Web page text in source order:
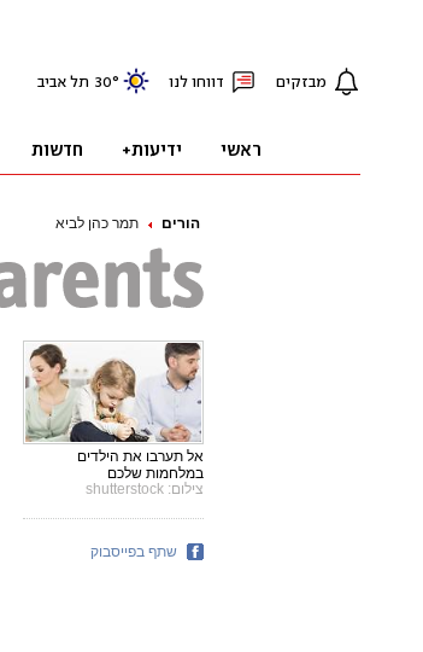
הורים תמר כהן לביא
אל תערבו את הילדים
במלחמות שלכם
צילום: shutterstock
שתף בפייסבוק